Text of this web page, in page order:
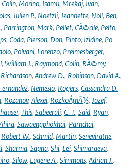
Colin, Morino, Isamu, Mrekaj, Ivan,
, Julien P., Noetzli, Jeannette, Noll, Ben,
, Parrington, Mark, Pellet, CÃ©cile, Pelto,
, Coda, Pierson, Don, Pinto, Izidine, Po-
, Polvani, Lorenzo, Preimesberger,
, William J., Raymond, Colin, RÃ©my,
Richardson, Andrew D., Robinson, David A.,
, Nemesio, Rogers, Cassandra D.
, Rozanov, Alexei, RozkoÅ¡nÃ½, Jozef,
, This, Sabeerali, C. T., Said, Ryan,
, Sawaengphokhai, Parnchai,
Robert W., Schmid, Martin, Seneviratne,
, Sharma, Sapna, Shi, Lei, Shimaraeva,
, Silow, Eugene A., Simmons, Adrian J.,